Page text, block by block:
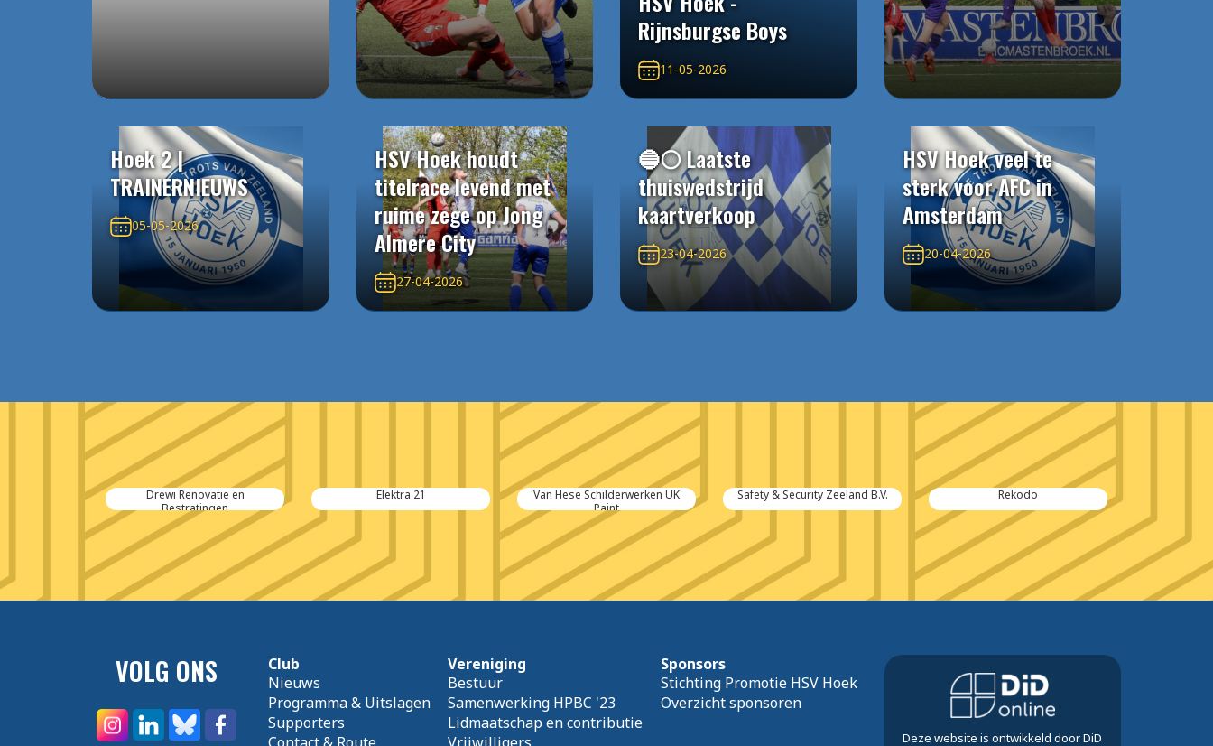
Rijnsburgse Boys
11-05-2026
Hoek 2 |
TRAINERNIEUWS
05-05-2026
HSV Hoek houdt
titelrace levend met
ruime zege op Jong
Almere City
27-04-2026
🔵⚪️ Laatste
thuiswedstrijd
kaartverkoop
23-04-2026
HSV Hoek veel te
sterk voor AFC in
Amsterdam
20-04-2026
Drewi Renovatie en
Bestratingen
Elektra 21
Van Hese Schilderwerken UK
Paint
Safety & Security Zeeland B.V. Rekodo
VOLG ONS
Club
Nieuws
Programma & Uitslagen
Supporters
Vereniging
Bestuur
Samenwerking HPBC '23
Lidmaatschap en contributie
Sponsors
Stichting Promotie HSV Hoek
Overzicht sponsoren
Deze website is ontwikkeld door DiD